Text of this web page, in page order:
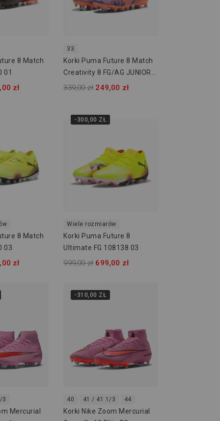
8 Match
01
zł
33
Korki Puma Future 8 Match
Creativity 8 FG/AG JUNIOR
108436 01
339,00 zł 249,00 zł
8 Match
03
zł
-300,00 ZŁ
Wiele rozmiarów
Korki Puma Future 8
Ultimate FG 108138 03
999,00 zł 699,00 zł
3
Mercurial
-310,00 ZŁ
40 41 / 41 1/3 44
Korki Nike Zoom Mercurial